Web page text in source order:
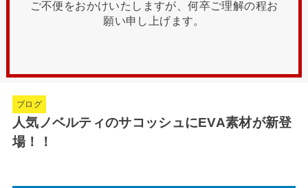
ご不便をおかけいたしますが、何卒ご理解の程お
願い申し上げます。
ブログ
人気ノベルティのサコッシュにEVA素材が新登
場！！